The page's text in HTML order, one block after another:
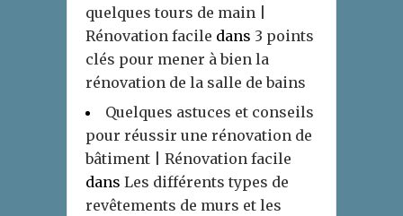
quelques tours de main |
Rénovation facile dans 3 points
clés pour mener à bien la
rénovation de la salle de bains
Quelques astuces et conseils
pour réussir une rénovation de
bâtiment | Rénovation facile
dans Les différents types de
revêtements de murs et les